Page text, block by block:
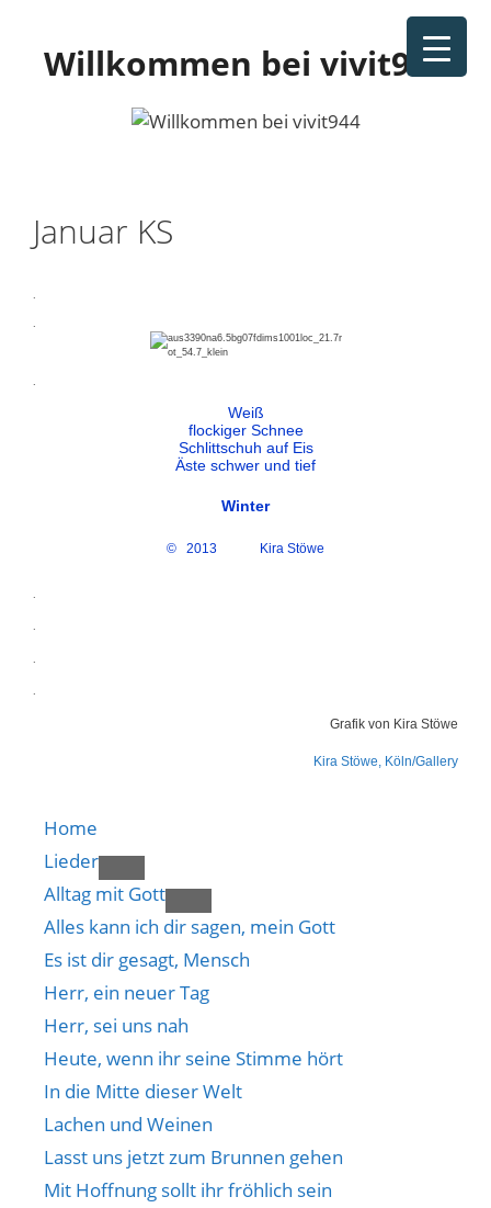
springenWillkommen bei vivit944
Januar KS
.
Weiß
flockiger Schnee
Schlittschuh auf Eis
Äste schwer und tief
Winter
© 2013 Kira Stöwe
.
.
Grafik von Kira Stöwe
Kira Stöwe, Köln/Gallery
Home
Lieder
Alltag mit Gott
Alles kann ich dir sagen, mein Gott
Es ist dir gesagt, Mensch
Herr, ein neuer Tag
Herr, sei uns nah
Heute, wenn ihr seine Stimme hört
In die Mitte dieser Welt
Lachen und Weinen
Lasst uns jetzt zum Brunnen gehen
Mit Hoffnung sollt ihr fröhlich sein